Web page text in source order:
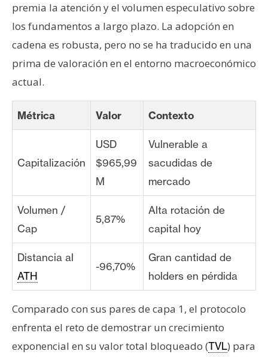
premia la atención y el volumen especulativo sobre
los fundamentos a largo plazo. La adopción en
cadena es robusta, pero no se ha traducido en una
prima de valoración en el entorno macroeconómico
actual.
Métrica Valor Contexto
Capitalización
USD
$965,99
M
Vulnerable a
sacudidas de
mercado
Volumen /
Cap
5,87%
Alta rotación de
capital hoy
Distancia al
ATH
-96,70%
Gran cantidad de
holders en pérdida
Comparado con sus pares de capa 1, el protocolo
enfrenta el reto de demostrar un crecimiento
exponencial en su valor total bloqueado (TVL) para